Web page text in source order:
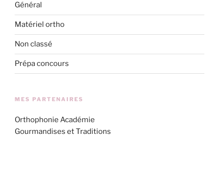
Général
Matériel ortho
Non classé
Prépa concours
MES PARTENAIRES
Orthophonie Académie
Gourmandises et Traditions